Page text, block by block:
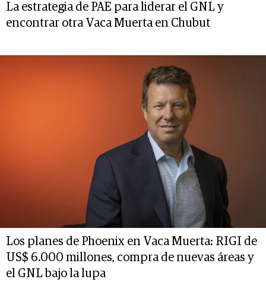
La estrategia de PAE para liderar el GNL y
encontrar otra Vaca Muerta en Chubut
Los planes de Phoenix en Vaca Muerta: RIGI de
US$ 6.000 millones, compra de nuevas áreas y
el GNL bajo la lupa